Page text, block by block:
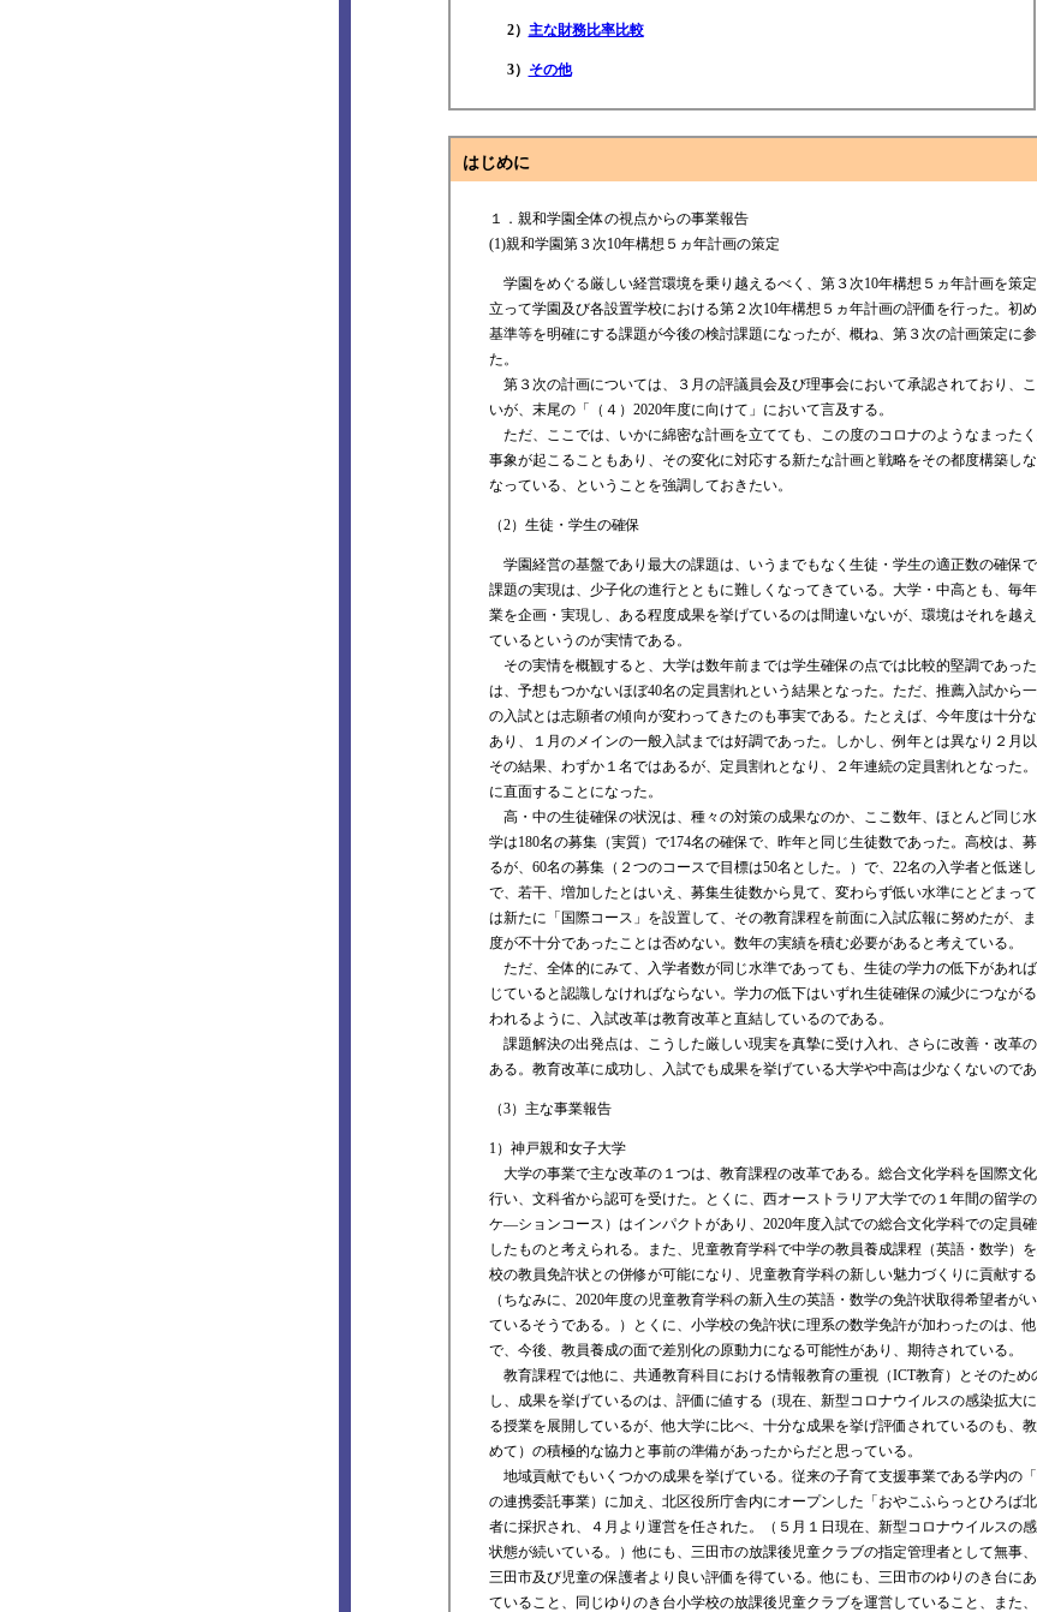
2） 主な財務比率比較
3） その他
はじめに
１．親和学園全体の視点からの事業報告
(1)親和学園第３次10年構想５ヵ年計画の策定
学園をめぐる厳しい経営環境を乗り越えるべく、第３次10年構想５ヵ年計画を策
立って学園及び各設置学校における第２次10年構想５ヵ年計画の評価を行った。初
基準等を明確にする課題が今後の検討課題になったが、概ね、第３次の計画策定に
た。
第３次の計画については、３月の評議員会及び理事会において承認されており、
いが、末尾の「（４）2020年度に向けて」において言及する。
ただ、ここでは、いかに綿密な計画を立てても、この度のコロナのようなまった
事象が起こることもあり、その変化に対応する新たな計画と戦略をその都度構築し
なっている、ということを強調しておきたい。
（2）生徒・学生の確保
学園経営の基盤であり最大の課題は、いうまでもなく生徒・学生の適正数の確保
課題の実現は、少子化の進行とともに難しくなってきている。大学・中高とも、毎
業を企画・実現し、ある程度成果を挙げているのは間違いないが、環境はそれを越
ているというのが実情である。
その実情を概観すると、大学は数年前までは学生確保の点では比較的堅調であっ
は、予想もつかないほぼ40名の定員割れという結果となった。ただ、推薦入試から
の入試とは志願者の傾向が変わってきたのも事実である。たとえば、今年度は十分
あり、１月のメインの一般入試までは好調であった。しかし、例年とは異なり２月以
その結果、わずか１名ではあるが、定員割れとなり、２年連続の定員割れとなった
に直面することになった。
高・中の生徒確保の状況は、種々の対策の成果なのか、ここ数年、ほとんど同じ
学は180名の募集（実質）で174名の確保で、昨年と同じ生徒数であった。高校は、
るが、60名の募集（２つのコースで目標は50名とした。）で、22名の入学者と低迷
で、若干、増加したとはいえ、募集生徒数から見て、変わらず低い水準にとどまっ
は新たに「国際コース」を設置して、その教育課程を前面に入試広報に努めたが、
度が不十分であったことは否めない。数年の実績を積む必要があると考えている。
ただ、全体的にみて、入学者数が同じ水準であっても、生徒の学力の低下があれ
じていると認識しなければならない。学力の低下はいずれ生徒確保の減少につなが
われるように、入試改革は教育改革と直結しているのである。
課題解決の出発点は、こうした厳しい現実を真摯に受け入れ、さらに改善・改革
ある。教育改革に成功し、入試でも成果を挙げている大学や中高は少なくないのであ
（3）主な事業報告
1）神戸親和女子大学
大学の事業で主な改革の１つは、教育課程の改革である。総合文化学科を国際文
行い、文科省から認可を受けた。とくに、西オーストラリア大学での１年間の留学
ケ―ションコース）はインパクトがあり、2020年度入試での総合文化学科での定員
したものと考えられる。また、児童教育学科で中学の教員養成課程（英語・数学）
校の教員免許状との併修が可能になり、児童教育学科の新しい魅力づくりに貢献する
（ちなみに、2020年度の児童教育学科の新入生の英語・数学の免許状取得希望者が
ているそうである。）とくに、小学校の免許状に理系の数学免許が加わったのは、
で、今後、教員養成の面で差別化の原動力になる可能性があり、期待されている。
教育課程では他に、共通教育科目における情報教育の重視（ICT教育）とそのため
し、成果を挙げているのは、評価に値する（現在、新型コロナウイルスの感染拡大
る授業を展開しているが、他大学に比べ、十分な成果を挙げ評価されているのも、
めて）の積極的な協力と事前の準備があったからだと思っている。
地域貢献でもいくつかの成果を挙げている。従来の子育て支援事業である学内の
の連携委託事業）に加え、北区役所庁舎内にオープンした「おやこふらっとひろば
者に採択され、４月より運営を任された。（５月１日現在、新型コロナウイルスの
状態が続いている。）他にも、三田市の放課後児童クラブの指定管理者として無事、
三田市及び児童の保護者より良い評価を得ている。他にも、三田市のゆりのき台に
ていること、同じゆりのき台小学校の放課後児童クラブを運営していること、また